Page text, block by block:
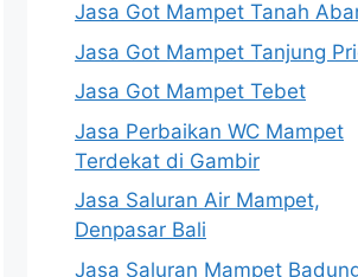
Jasa Got Mampet Tanah
Jasa Got Mampet Tanjung
Jasa Got Mampet Tebet
Jasa Perbaikan WC Mampet
Terdekat di Gambir
Jasa Saluran Air Mampet,
Denpasar Bali
Jasa Saluran Mampet